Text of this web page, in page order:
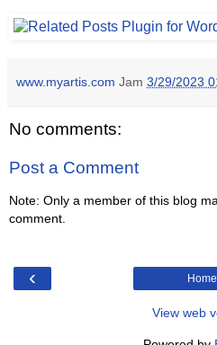
www.myartis.com Jam 3/29/2023
No comments:
Post a Comment
Note: Only a member of this blog
comment.
‹ Home
View web